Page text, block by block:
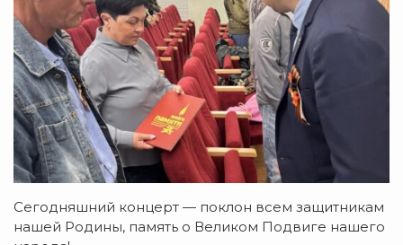
Сегодняшний концерт — поклон всем защитникам
нашей Родины, память о Великом Подвиге нашего